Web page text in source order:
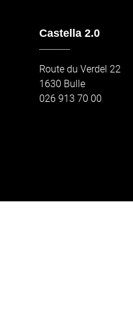
Castella 2.0
Route du Verdel 22
1630 Bulle
026 913 70 00